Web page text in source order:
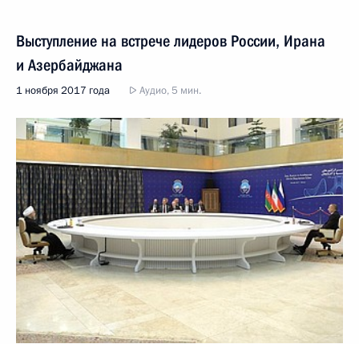
Выступление на встрече лидеров России, Ирана
и Азербайджана
1 ноября 2017 года Аудио, 5 мин.